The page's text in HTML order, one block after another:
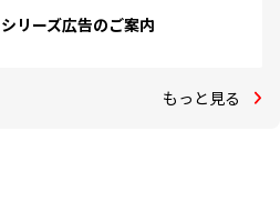
リーズ広告のご案内
もっと見る